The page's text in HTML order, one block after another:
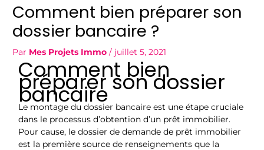
Comment bien préparer son
dossier bancaire ?
Par Mes Projets Immo/ juillet 5, 2021
Comment bien
préparer son dossier
bancaire
Le montage du dossier bancaire est une étape cruciale
dans le processus d’obtention d’un prêt immobilier.
Pour cause, le dossier de demande de prêt immobilier
est la première source de renseignements que la